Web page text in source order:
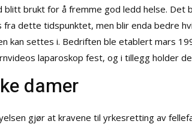
blitt brukt for å fremme god ledd helse. Det
fra dette tidspunktet, men blir enda bedre
kan settes i. Bedriften ble etablert mars
laparoskop fest, og i tillegg holder
damer
gjør at kravene til yrkesretting av